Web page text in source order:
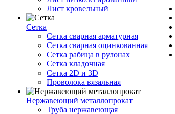
Лист кровельный
Сетка
Сетка сварная арматурная
Сетка сварная оцинкованная
Сетка рабица в рулонах
Сетка кладочная
Сетка 2D и 3D
Проволока вязальная
Нержавеющий металлопрокат
Труба нержавеющая